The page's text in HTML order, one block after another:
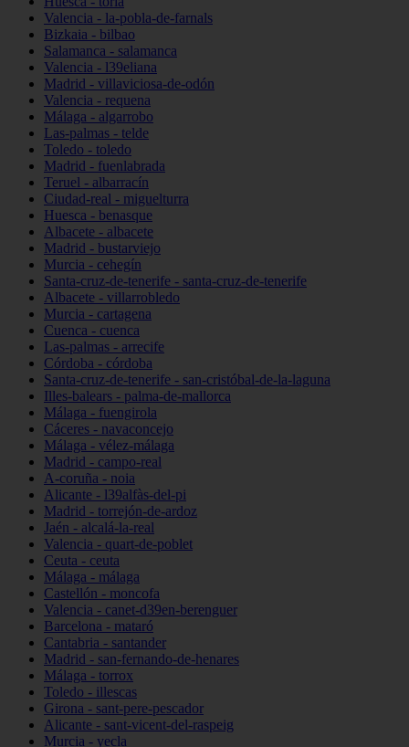
Valencia - la-pobla-de-farnals
Bizkaia - bilbao
Salamanca - salamanca
Valencia - l39eliana
Madrid - villaviciosa-de-odón
Valencia - requena
Málaga - algarrobo
Las-palmas - telde
Toledo - toledo
Madrid - fuenlabrada
Teruel - albarracín
Ciudad-real - miguelturra
Huesca - benasque
Albacete - albacete
Madrid - bustarviejo
Murcia - cehegín
Santa-cruz-de-tenerife - santa-cruz-de-tenerife
Albacete - villarrobledo
Murcia - cartagena
Cuenca - cuenca
Las-palmas - arrecife
Córdoba - córdoba
Santa-cruz-de-tenerife - san-cristóbal-de-la-laguna
Illes-balears - palma-de-mallorca
Málaga - fuengirola
Cáceres - navaconcejo
Málaga - vélez-málaga
Madrid - campo-real
A-coruña - noia
Alicante - l39alfàs-del-pi
Madrid - torrejón-de-ardoz
Jaén - alcalá-la-real
Valencia - quart-de-poblet
Ceuta - ceuta
Málaga - málaga
Castellón - moncofa
Valencia - canet-d39en-berenguer
Barcelona - mataró
Cantabria - santander
Madrid - san-fernando-de-henares
Málaga - torrox
Toledo - illescas
Girona - sant-pere-pescador
Alicante - sant-vicent-del-raspeig
Murcia - yecla